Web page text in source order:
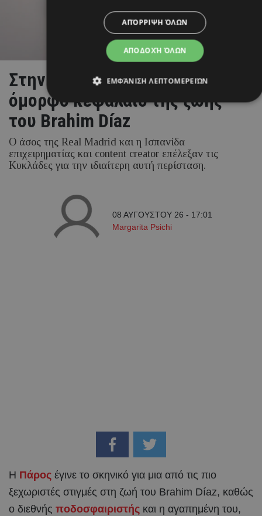
Στην Πάρο γράφτηκε το πιο
όμορφο κεφάλαιο της ζωής
του Brahim Díaz
Ο άσος της Real Madrid και η Ισπανίδα
επιχειρηματίας και content creator επέλεξαν τις
Κυκλάδες για την ιδιαίτερη αυτή περίσταση.
08 ΑΥΓΟΥΣΤΟΥ 26 - 17:01
Margarita Psichi
Η Πάρος έγινε το σκηνικό για μια από τις πιο
ξεχωριστές στιγμές στη ζωή του Brahim Díaz, καθώς
ο διεθνής ποδοσφαιριστής και η αγαπημένη του,
ΑΠΟΔΟΧΉ ΌΛΩΝ
ΑΠΌΡΡΙΨΗ ΌΛΩΝ
ΕΜΦΆΝΙΣΗ ΛΕΠΤΟΜΕΡΕΙΏΝ